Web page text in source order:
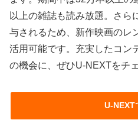
以上の雑誌も読み放題。さら
与されるため、新作映画のレ
活用可能です。充実したコン
の機会に、ぜひU-NEXTをチ
U-NEXT